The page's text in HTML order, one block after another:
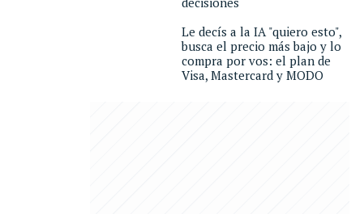
Le decís a la IA "quiero esto",
busca el precio más bajo y lo
compra por vos: el plan de
Visa, Mastercard y MODO